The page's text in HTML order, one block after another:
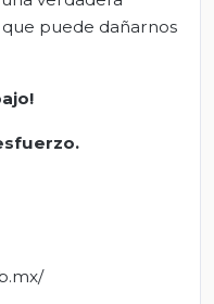
que puede dañarnos